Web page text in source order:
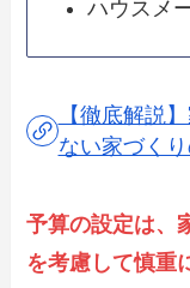
ハウスメ
【徹底解説
ない家づく
予算の設定は、
を考慮して慎重